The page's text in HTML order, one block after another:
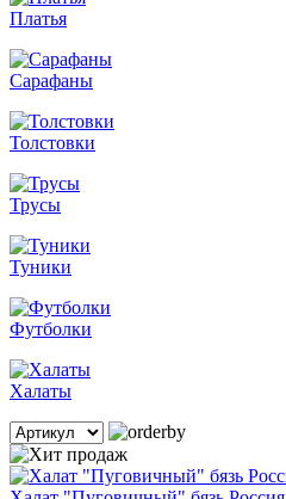
Платья
Сарафаны
Толстовки
Трусы
Туники
Футболки
Халаты